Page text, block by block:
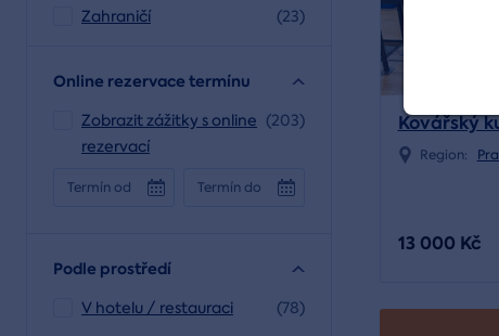
Zahraničí
(23)
Online rezervace termínu
Zobrazit zážitky s online
rezervací
(203)
Termín od Termín do
Podle prostředí
V hotelu / restauraci
(78)
Kovářský
Region:
13 000 Kč